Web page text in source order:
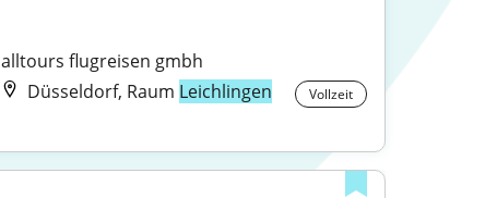
alltours flugreisen gmbh
Düsseldorf, Raum Leichlingen Vollzeit